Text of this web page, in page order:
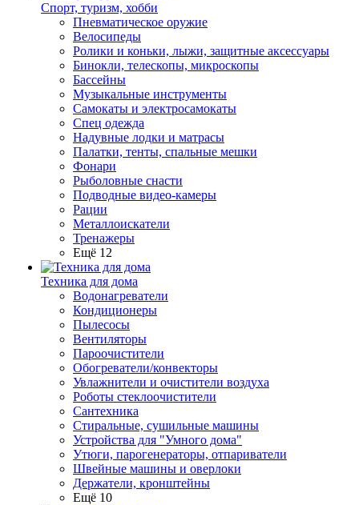
Спорт, туризм, хобби
Пневматическое оружие
Велосипеды
Ролики и коньки, лыжи, защитные аксессуары
Бинокли, телескопы, микроскопы
Бассейны
Музыкальные инструменты
Самокаты и электросамокаты
Спец одежда
Надувные лодки и матрасы
Палатки, тенты, спальные мешки
Фонари
Рыболовные снасти
Подводные видео-камеры
Рации
Металлоискатели
Тренажеры
Ещё 12
Техника для дома
Водонагреватели
Кондиционеры
Пылесосы
Вентиляторы
Пароочистители
Обогреватели/конвекторы
Увлажнители и очистители воздуха
Роботы стеклоочистители
Сантехника
Стиральные, сушильные машины
Устройства для "Умного дома"
Утюги, парогенераторы, отпариватели
Швейные машины и оверлоки
Держатели, кронштейны
Ещё 10